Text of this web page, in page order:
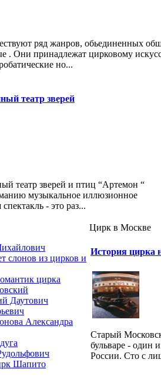
ряд жанров, обьединенных
. Они принадлежат цирковому
но...
театр зверей
театр зверей и птиц “Артемон “
музыкальное иллюзионное
- это раз...
слонов из цирков и
цирка
Даутович
Александра
Шапито
Цирк в Москве
История цирка
Cтарый
бульваре - один
России. Сто с